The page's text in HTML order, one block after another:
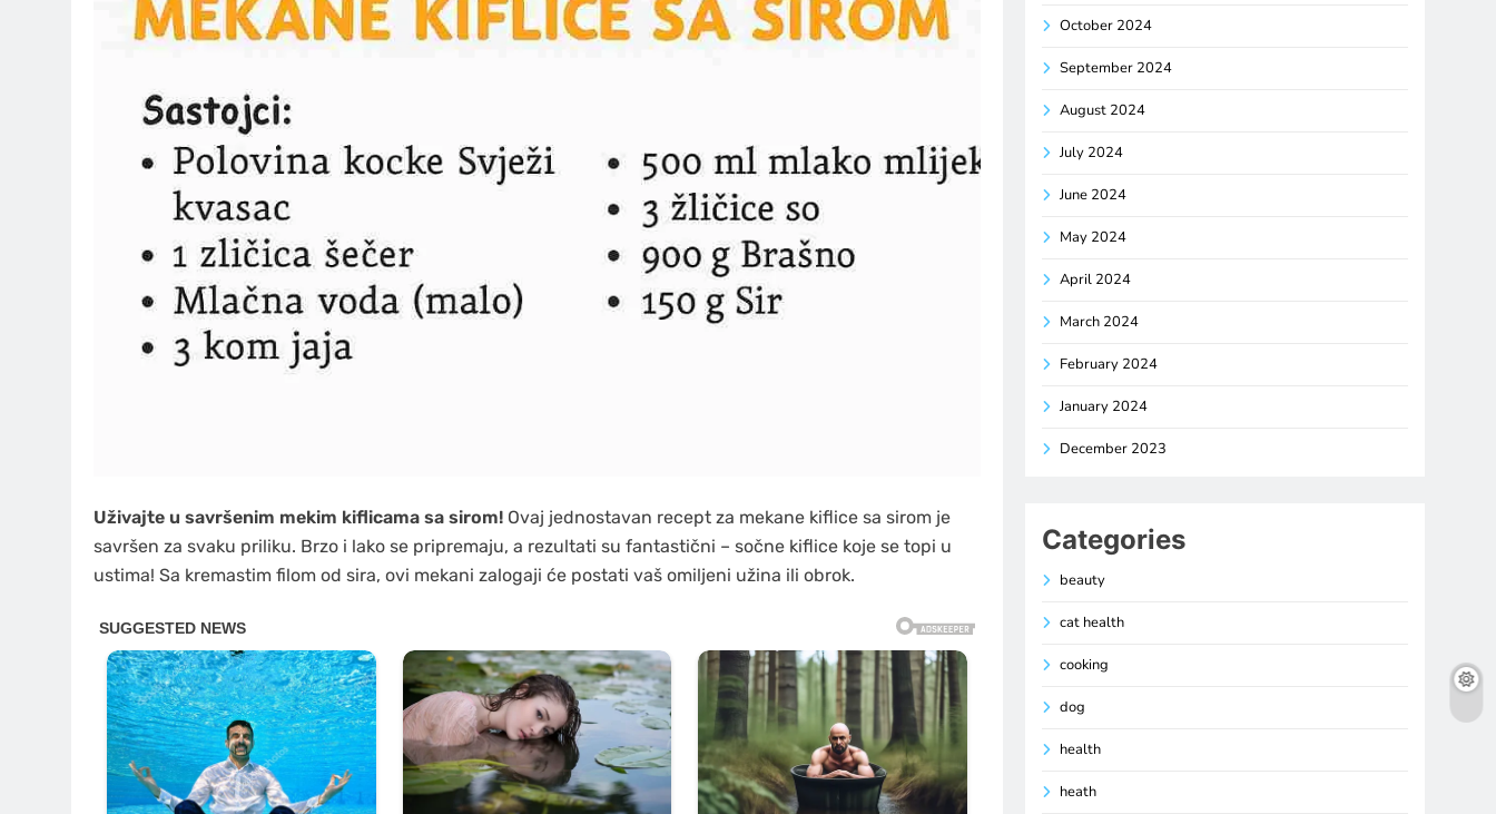
Uživajte u savršenim mekim kiflicama sa sirom! Ovaj jednostavan recept za mekane kiflice sa sirom je
savršen za svaku priliku. Brzo i lako se pripremaju, a rezultati su fantastični – sočne kiflice koje se topi u
ustima! Sa kremastim filom od sira, ovi mekani zalogaji će postati vaš omiljeni užina ili obrok.
October 2024
September 2024
August 2024
July 2024
June 2024
May 2024
April 2024
March 2024
February 2024
January 2024
December 2023
Categories
beauty
cat health
cooking
dog
health
heath